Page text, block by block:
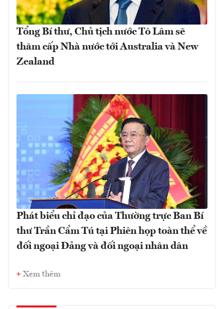
Tổng Bí thư, Chủ tịch nước Tô Lâm sẽ
thăm cấp Nhà nước tới Australia và New
Zealand
Phát biểu chỉ đạo của Thường trực Ban Bí
thư Trần Cẩm Tú tại Phiên họp toàn thể về
đối ngoại Đảng và đối ngoại nhân dân
Xem thêm